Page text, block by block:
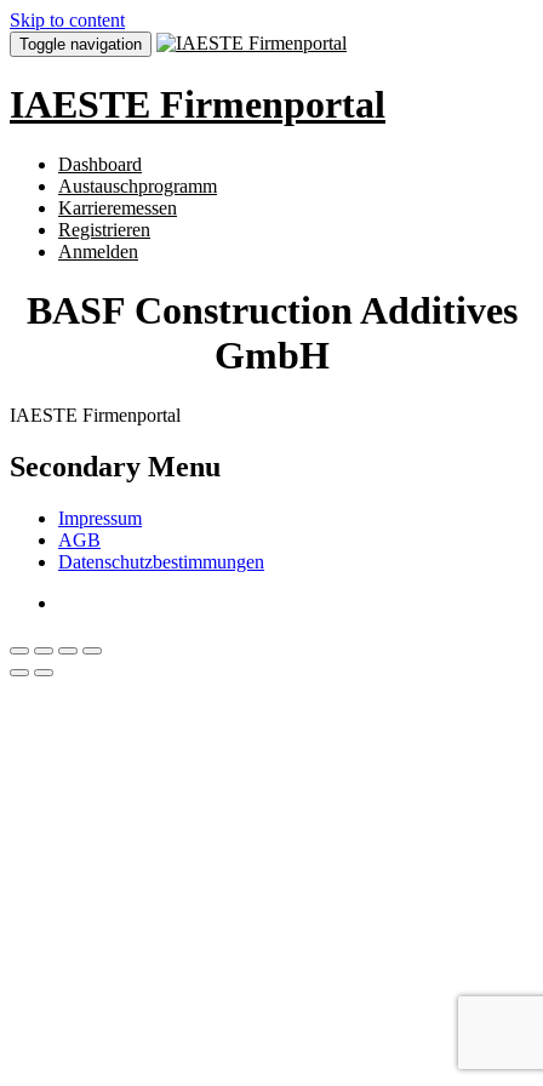
Skip to content
Toggle navigation
IAESTE Firmenportal
Dashboard
Austauschprogramm
Karrieremessen
Registrieren
Anmelden
BASF Construction Additives
GmbH
IAESTE Firmenportal
Secondary Menu
Impressum
AGB
Datenschutzbestimmungen